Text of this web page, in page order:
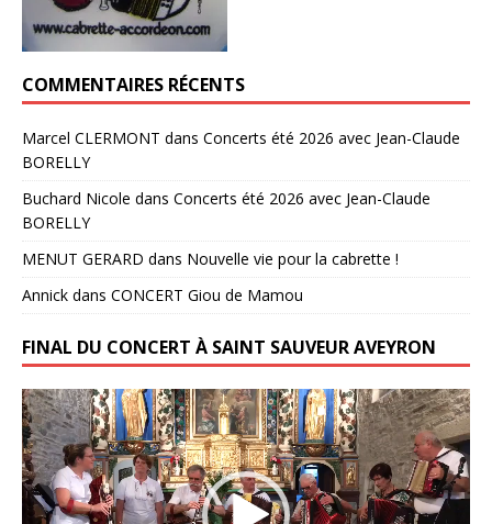
COMMENTAIRES RÉCENTS
Marcel CLERMONT dans Concerts été 2026 avec Jean-Claude
BORELLY
Buchard Nicole dans Concerts été 2026 avec Jean-Claude
BORELLY
MENUT GERARD dans Nouvelle vie pour la cabrette !
Annick dans CONCERT Giou de Mamou
FINAL DU CONCERT À SAINT SAUVEUR AVEYRON
Lecteur
vidéo